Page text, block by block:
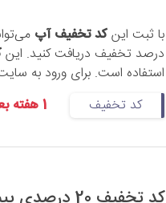
با ثبت اینکد تخفیف آپ
درصد تخفیف دریافت کنید. این
استفاده است. برای ورود به
کد تخفیف
1 هفته بعد